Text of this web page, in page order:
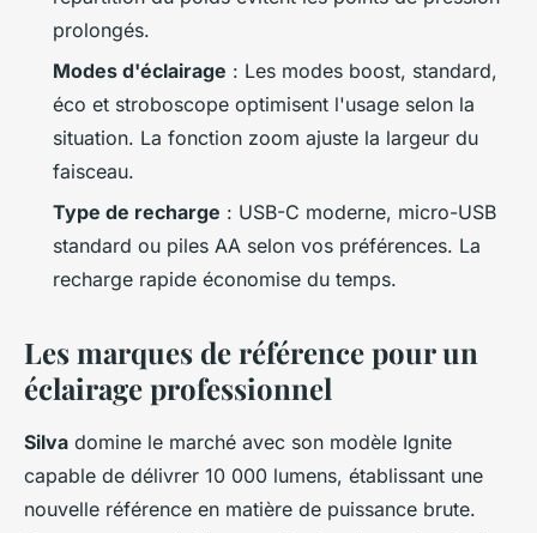
prolongés.
Modes d'éclairage : Les modes boost, standard,
éco et stroboscope optimisent l'usage selon la
situation. La fonction zoom ajuste la largeur du
faisceau.
Type de recharge : USB-C moderne, micro-USB
standard ou piles AA selon vos préférences. La
recharge rapide économise du temps.
Les marques de référence pour un
éclairage professionnel
Silva domine le marché avec son modèle Ignite
capable de délivrer 10 000 lumens, établissant une
nouvelle référence en matière de puissance brute.